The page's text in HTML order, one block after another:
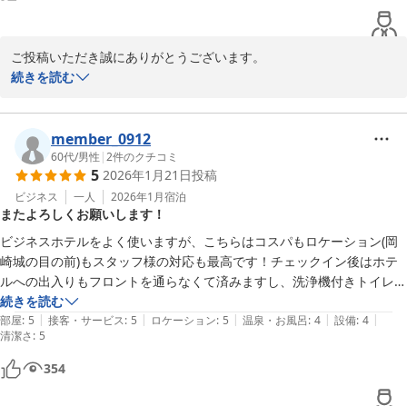
ご投稿いただき誠にありがとうございます。
数ある中から選んでいただき感謝申し上げます。
くいらしゃいます。
また近くにお越しの際は、当ホテルをご利用くださいませ。スタッ
岡崎シングルホテル
2026-02-22
続きを読む
member_0912
60代/男性 |2件のクチコミ
5 2026年1月21日投稿
ビジネス 一人 2026年1月宿泊
またよろしくお願いします！
ビジネスホテルをよく使いますが、こちらはコスパもロケーション(岡
崎城の目の前)もスタッフ様の対応も最高です！チェックイン後はホテ
ルへの出入りもフロントを通らなくて済みますし、洗浄機付きトイレの
ユニットバスも綺麗で気持ちが良く、中規模ながらお風呂場もランドリ
ー(3台)もあります。大通り沿いではない(でもすぐわかります)のでぐっ
すり眠れます。
続きを読む
部屋: 5 | 接客・サービス: 5 | ロケーション: 5 | 温泉・お風呂: 4 | 設備: 4 |
清潔さ: 5
354